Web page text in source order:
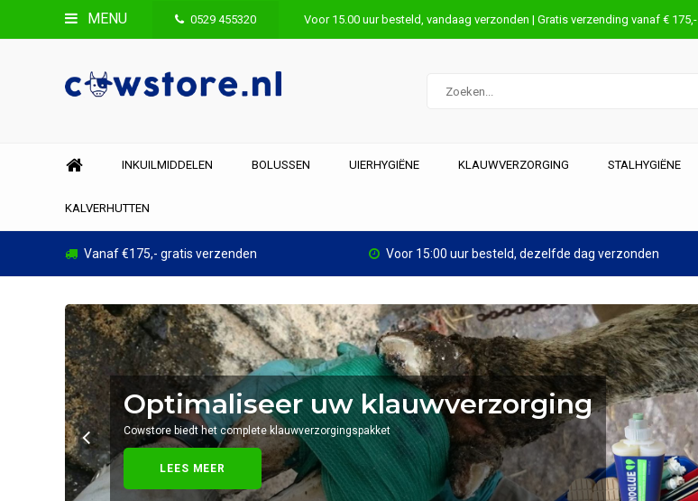
MENU 0529 455320 Voor 15.00 uur besteld, vandaag verzonden | Gratis verzending vanaf € 175,-
INKUILMIDDELEN BOLUSSEN UIERHYGIËNE KLAUWVERZORGING STALHYGIËNE
KALVERHUTTEN
Vanaf €175,- gratis verzenden Voor 15:00 uur besteld, dezelfde dag verzonden
Optimaliseer uw klauwverzorging
Cowstore biedt het complete klauwverzorgingspakket
LEES MEER